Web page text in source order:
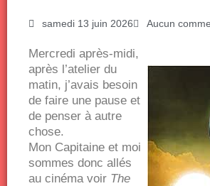
samedi 13 juin 2026 Aucun
Mercredi après-midi,
après l’atelier du
matin, j’avais besoin
de faire une pause et
de penser à autre
chose.
Mon Capitaine et moi
sommes donc allés
au cinéma voir The